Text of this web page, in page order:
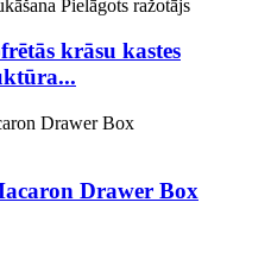
krāsu kastes
Drawer Box